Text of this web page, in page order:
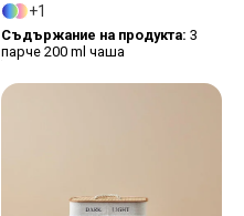
1
Съдържание на продукта: 3
парче 200 ml чаша